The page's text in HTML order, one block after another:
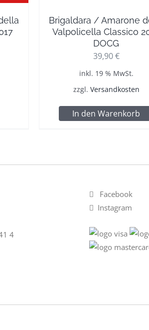
Brigaldara / Amarone
Valpolicella Classico
DOCG
39,90€
inkl. 19 % MwSt.
zzgl. Versandkosten
In den Warenkorb
4
Facebook
Instagram